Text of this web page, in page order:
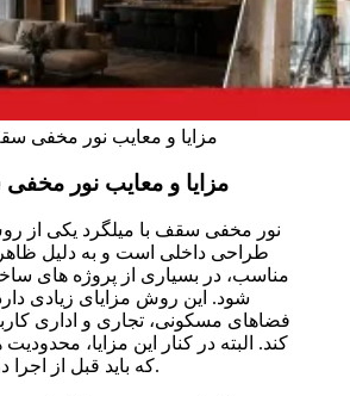
مزایا و معایب نور مخفی
مزایا و معایب نور
نور مخفی سقف با میلگرد یکی از
طراحی داخلی است و به دلیل
مناسب، در بسیاری از پروژه های
شود. این روش مزایای زیادی
فضاهای مسکونی، تجاری و اداری
کند. البته در کنار این مزایا،
که باید قبل از اجرا در نظر گرفته شوند.